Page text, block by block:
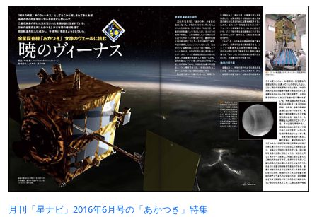
月刊「星ナビ」2016年6月号の「あかつき」特集